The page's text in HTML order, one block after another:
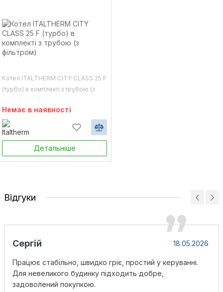
Котел ITALTHERM CITY CLASS 25 F
(турбо) в комплекті з трубою (з
Немає в наявності
Детальніше
Відгуки
Сергій 18.05.2026
Працює стабільно, швидко гріє, простий у керуванні.
Для невеликого будинку підходить добре,
задоволений покупкою.